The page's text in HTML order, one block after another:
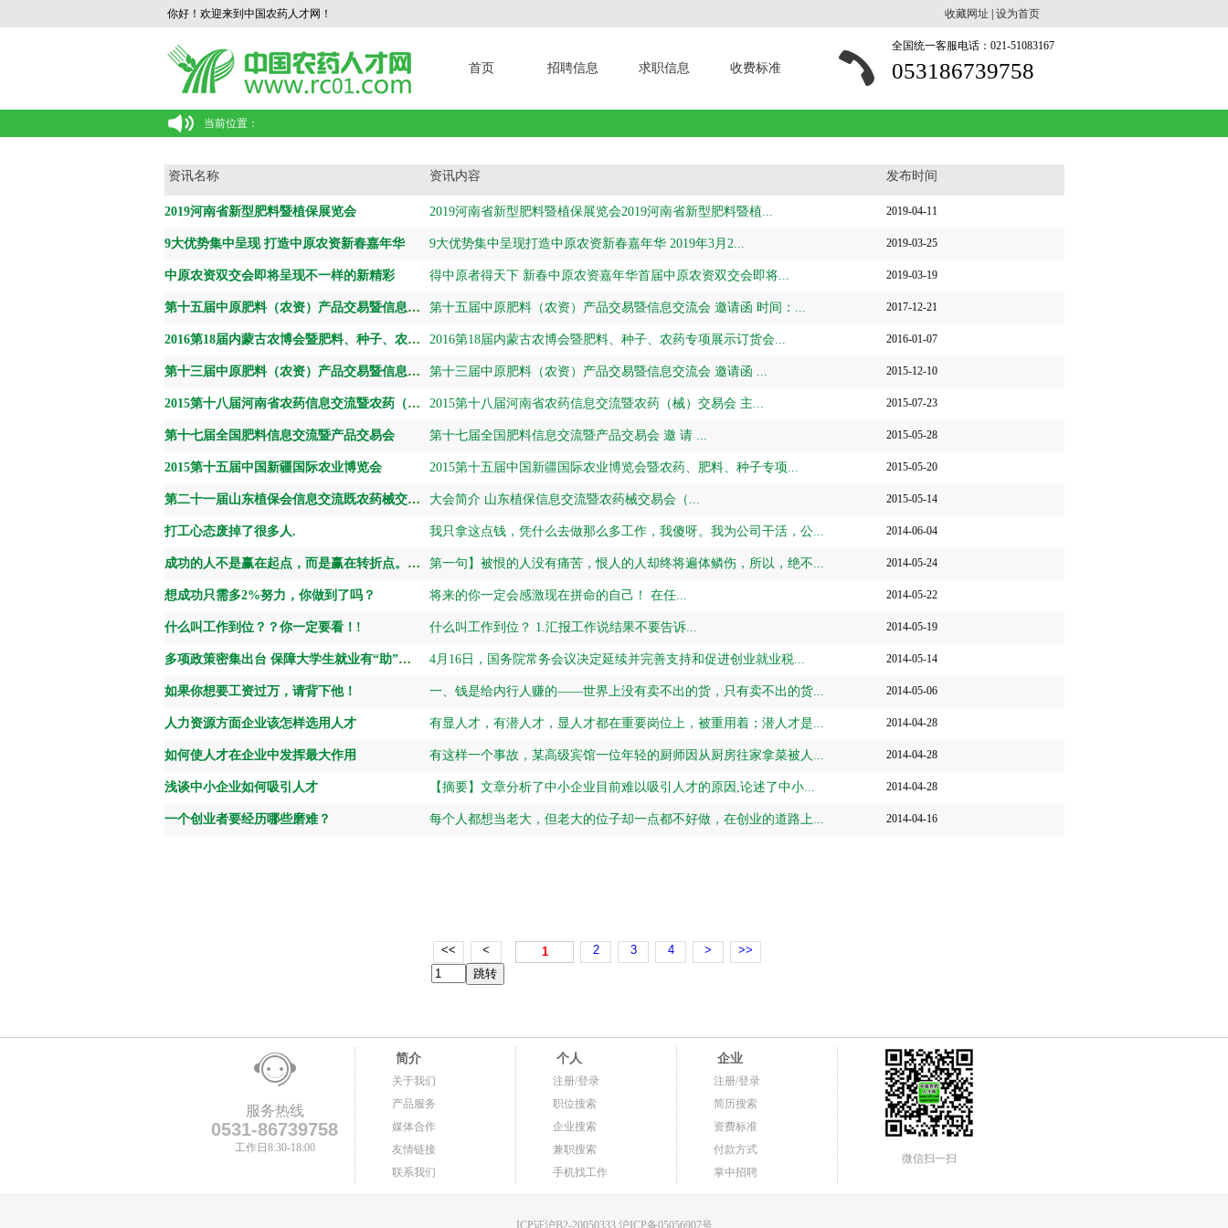
你好！欢迎来到中国农药人才网！ 收藏网址 设为首页
首页 招聘信息 求职信息 收费标准
全国统一客服电话：021-51083167
053186739758
当前位置：
资讯名称 资讯内容 发布时间
2019河南省新型肥料暨植保展览会 2019河南省新型肥料暨植保展览会2019河南省新型肥料暨植... 2019-04-11
9大优势集中呈现 打造中原农资新春嘉年华 9大优势集中呈现打造中原农资新春嘉年华 2019年3月2... 2019-03-25
中原农资双交会即将呈现不一样的新精彩 得中原者得天下 新春中原农资嘉年华首届中原农资双交会即将... 2019-03-19
第十五届中原肥料（农资）产品交易暨信息交流会 第十五届中原肥料（农资）产品交易暨信息交流会 邀请函 时间：... 2017-12-21
2016第18届内蒙古农博会暨肥料、种子、农药专项展示订货会 2016第18届内蒙古农博会暨肥料、种子、农药专项展示订货会... 2016-01-07
第十三届中原肥料（农资）产品交易暨信息交流会 第十三届中原肥料（农资）产品交易暨信息交流会 邀请函 ... 2015-12-10
2015第十八届河南省农药信息交流暨农药（械）交易会 2015第十八届河南省农药信息交流暨农药（械）交易会 主... 2015-07-23
第十七届全国肥料信息交流暨产品交易会 第十七届全国肥料信息交流暨产品交易会 邀 请 ... 2015-05-28
2015第十五届中国新疆国际农业博览会 2015第十五届中国新疆国际农业博览会暨农药、肥料、种子专项... 2015-05-20
第二十一届山东植保会信息交流既农药械交易会 大会简介 山东植保信息交流暨农药械交易会（... 2015-05-14
打工心态废掉了很多人. 我只拿这点钱，凭什么去做那么多工作，我傻呀。我为公司干活，公... 2014-06-04
成功的人不是赢在起点，而是赢在转折点。十九句真言~！ 第一句】被恨的人没有痛苦，恨人的人却终将遍体鳞伤，所以，绝不... 2014-05-24
想成功只需多2%努力，你做到了吗？ 将来的你一定会感激现在拼命的自己！ 在任... 2014-05-22
什么叫工作到位？？你一定要看！! 什么叫工作到位？ 1.汇报工作说结果不要告诉... 2014-05-19
多项政策密集出台 保障大学生就业有“助”创业，开网店可获担保贷款 4月16日，国务院常务会议决定延续并完善支持和促进创业就业税... 2014-05-14
如果你想要工资过万，请背下他！ 一、钱是给内行人赚的——世界上没有卖不出的货，只有卖不出的货... 2014-05-06
人力资源方面企业该怎样选用人才 有显人才，有潜人才，显人才都在重要岗位上，被重用着；潜人才是... 2014-04-28
如何使人才在企业中发挥最大作用 有这样一个事故，某高级宾馆一位年轻的厨师因从厨房往家拿菜被人... 2014-04-28
浅谈中小企业如何吸引人才 【摘要】文章分析了中小企业目前难以吸引人才的原因,论述了中小... 2014-04-28
一个创业者要经历哪些磨难？ 每个人都想当老大，但老大的位子却一点都不好做，在创业的道路上... 2014-04-16
<< < 1 2 3 4 > >>
服务热线
0531-86739758
工作日8:30-18:00
简介
关于我们
产品服务
媒体合作
友情链接
联系我们
个人
注册/登录
职位搜索
企业搜索
兼职搜索
手机找工作
企业
注册/登录
简历搜索
资费标准
付款方式
掌中招聘
微信扫一扫
ICP证沪B2-20050333 沪ICP备05056907号